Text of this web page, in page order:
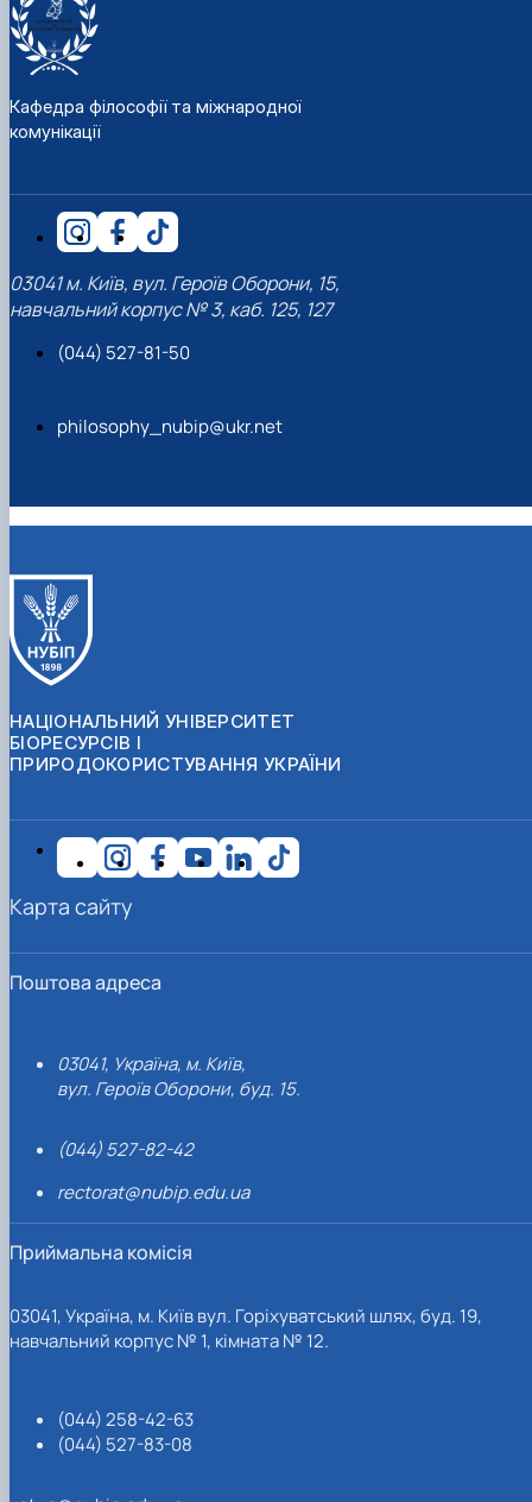
Кафедра філософії та міжнародної
комунікації
03041 м. Київ, вул. Героїв Оборони, 15,
навчальний корпус № 3, каб. 125, 127
(044) 527-81-50
philosophy_nubip@ukr.net
НАЦІОНАЛЬНИЙ УНІВЕРСИТЕТ
БІОРЕСУРСІВ І
ПРИРОДОКОРИСТУВАННЯ УКРАЇНИ
Поштова адреса
03041, Україна, м. Київ,
вул. Героїв Оборони, буд. 15.
(044) 527-82-42
rectorat@nubip.edu.ua
Приймальна комісія
03041, Україна, м. Київ вул. Горіхуватський шлях, буд. 19,
навчальний корпус № 1, кімната № 12.
(044) 258-42-63
(044) 527-83-08
Карта сайту